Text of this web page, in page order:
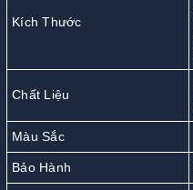
Kích Thước
Chất Liệu
Màu Sắc
Bảo Hành